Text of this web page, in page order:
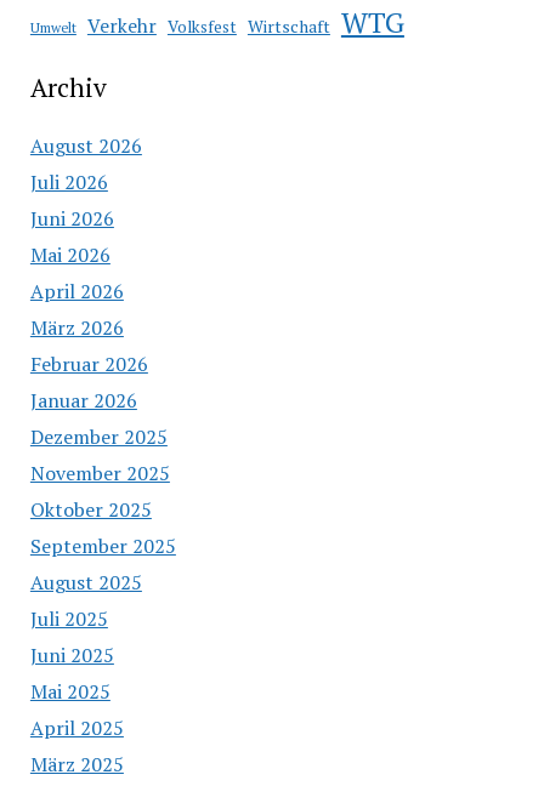
Umwelt Verkehr Volksfest Wirtschaft WTG
Archiv
August 2026
Juli 2026
Juni 2026
Mai 2026
April 2026
März 2026
Februar 2026
Januar 2026
Dezember 2025
November 2025
Oktober 2025
September 2025
August 2025
Juli 2025
Juni 2025
Mai 2025
April 2025
März 2025